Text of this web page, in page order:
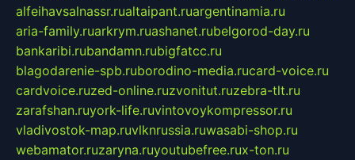
alfeihavsalnassr.rualtaipant.ruargentinamia.ru
aria-family.ruarkrym.ruashanet.rubelgorod-day.ru
bankaribi.rubandamn.rubigfatcc.ru
blagodarenie-spb.ruborodino-media.rucard-voice.ru
cardvoice.ruzed-online.ruzvonitut.ruzebra-tlt.ru
zarafshan.ruyork-life.ruvintovoykompressor.ru
vladivostok-map.ruvlknrussia.ruwasabi-shop.ru
webamator.ruzaryna.ruyoutubefree.rux-ton.ru